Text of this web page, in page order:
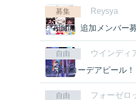
募集
Reysya
『Altair』追加メンバー
自由
ウインディ
コラボコーデアピール！
自由 フォーゼロ